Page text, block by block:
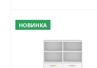
НОВИНКА